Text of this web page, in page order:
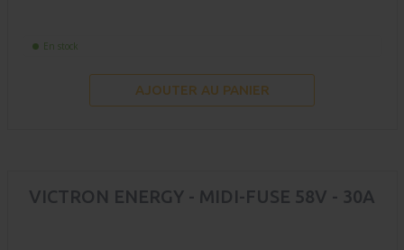
En stock
AJOUTER AU PANIER
VICTRON ENERGY - MIDI-FUSE 58V - 30A